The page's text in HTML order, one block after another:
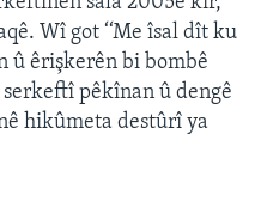
Wî got ‘‘Me îsal dît ku
û êrişkerên bi bombê
pêkînan û dengê
hikûmeta destûrî ya